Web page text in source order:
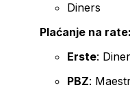
Diners
Plaćanje na rate:
Erste:
PBZ: